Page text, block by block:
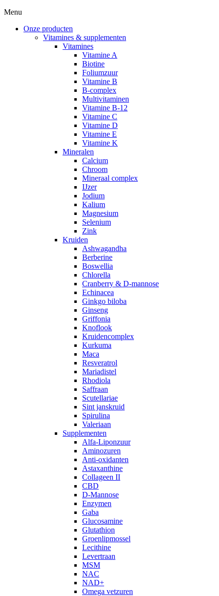
Menu
Onze producten
Vitamines & supplementen
Vitamines
Vitamine A
Biotine
Foliumzuur
Vitamine B
B-complex
Multivitaminen
Vitamine B-12
Vitamine C
Vitamine D
Vitamine E
Vitamine K
Mineralen
Calcium
Chroom
Mineraal complex
IJzer
Jodium
Kalium
Magnesium
Selenium
Zink
Kruiden
Ashwagandha
Berberine
Boswellia
Chlorella
Cranberry & D-mannose
Echinacea
Ginkgo biloba
Ginseng
Griffonia
Knoflook
Kruidencomplex
Kurkuma
Maca
Resveratrol
Mariadistel
Rhodiola
Saffraan
Scutellariae
Sint janskruid
Spirulina
Valeriaan
Supplementen
Alfa-Liponzuur
Aminozuren
Anti-oxidanten
Astaxanthine
Collageen II
CBD
D-Mannose
Enzymen
Gaba
Glucosamine
Glutathion
Groenlipmossel
Lecithine
Levertraan
MSM
NAC
NAD+
Omega vetzuren